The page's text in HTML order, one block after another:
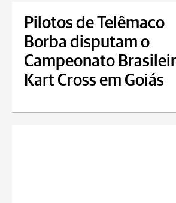
Pilotos de Telêmaco
Borba disputam o
Campeonato
Kart Cross em Goiás